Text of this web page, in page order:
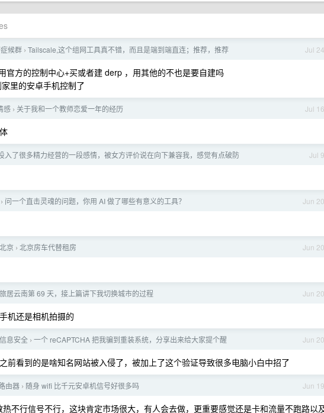
Jul 24
候群 › Tailscale,这个组网工具真不错，而且是端到端直连；推荐，推荐
官方的控制中心+买或者建 derp ，用其他的不也是要自建吗
里的安卓手机控制了
Jul 16
感 › 关于我和一个教师恋爱一年的经历
Jul 9
入了很多精力经营的一段感情，被女方评价说在向下兼容我，感觉有点破防
Jun 20
› 问一个直击灵魂的问题，你用 AI 做了哪些有意义的工具？
Jun 20
北京 › 北京房车代替租房
Jun 20
旅居云南第 69 天，接上篇讲下我切换城市的过程
机还是相机拍摄的
Jun 20
信息安全 › 一个 reCAPTCHA 把我骗到重装系统，分享出来给大家提个醒
前看到的是啥知名网站被入侵了，被加上了这个验证导致很多电脑小白中招了
Jun 19
由器 › 随身 wifi 比千元安卓机信号好很多吗
不行信号不行，这块肯定市场很大，有人会去做，更重要感觉还是卡和流量不跑路以